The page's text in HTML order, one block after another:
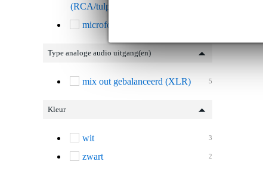
(RCA/tulp)
microfooningang (XLR)
Type analoge audio uitgang(en)
5
mix out gebalanceerd (XLR)
Kleur
3
wit
2
zwart